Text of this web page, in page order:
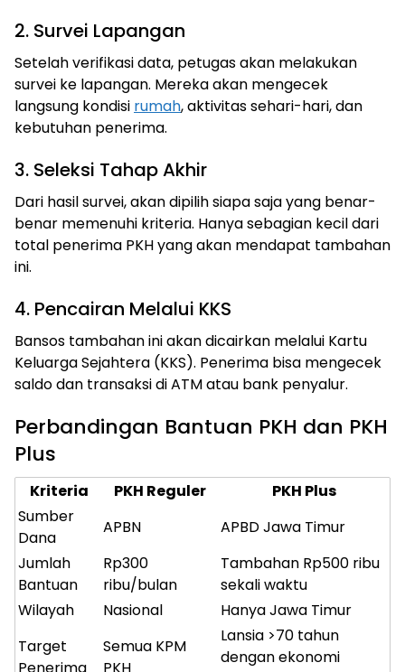
2. Survei Lapangan
Setelah verifikasi data, petugas akan melakukan
survei ke lapangan. Mereka akan mengecek
langsung kondisi rumah, aktivitas sehari-hari, dan
kebutuhan penerima.
3. Seleksi Tahap Akhir
Dari hasil survei, akan dipilih siapa saja yang benar-
benar memenuhi kriteria. Hanya sebagian kecil dari
total penerima PKH yang akan mendapat tambahan
ini.
4. Pencairan Melalui KKS
Bansos tambahan ini akan dicairkan melalui Kartu
Keluarga Sejahtera (KKS). Penerima bisa mengecek
saldo dan transaksi di ATM atau bank penyalur.
Perbandingan Bantuan PKH dan PKH
Plus
Kriteria PKH Reguler
PKH Plus
Sumber
Dana
APBN
APBD Jawa Timur
Jumlah
Bantuan
Rp300
ribu/bulan
Tambahan Rp500 ribu
sekali waktu
Wilayah
Nasional
Hanya Jawa Timur
Target
Penerima
Semua KPM
PKH
Lansia >70 tahun
dengan ekonomi